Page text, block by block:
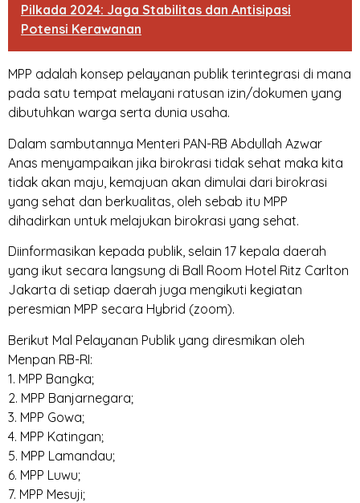
Pilkada 2024: Jaga Stabilitas dan Antisipasi
Potensi Kerawanan
MPP adalah konsep pelayanan publik terintegrasi di mana
pada satu tempat melayani ratusan izin/dokumen yang
dibutuhkan warga serta dunia usaha.
Dalam sambutannya Menteri PAN-RB Abdullah Azwar
Anas menyampaikan jika birokrasi tidak sehat maka kita
tidak akan maju, kemajuan akan dimulai dari birokrasi
yang sehat dan berkualitas, oleh sebab itu MPP
dihadirkan untuk melajukan birokrasi yang sehat.
Diinformasikan kepada publik, selain 17 kepala daerah
yang ikut secara langsung di Ball Room Hotel Ritz Carlton
Jakarta di setiap daerah juga mengikuti kegiatan
peresmian MPP secara Hybrid (zoom).
Berikut Mal Pelayanan Publik yang diresmikan oleh
Menpan RB-RI:
1. MPP Bangka;
2. MPP Banjarnegara;
3. MPP Gowa;
4. MPP Katingan;
5. MPP Lamandau;
6. MPP Luwu;
7. MPP Mesuji;